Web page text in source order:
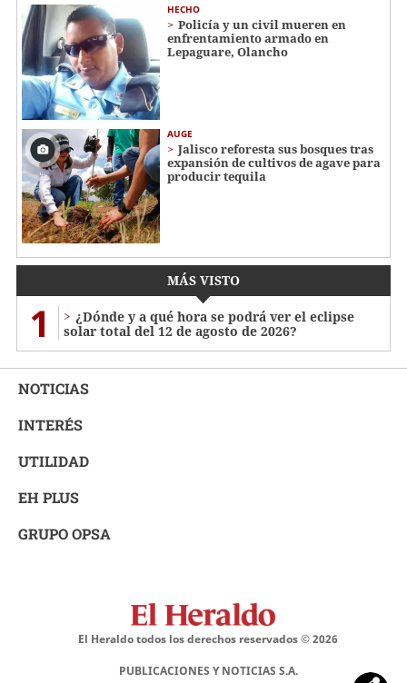
HECHO
Policía y un civil mueren en
enfrentamiento armado en
Lepaguare, Olancho
AUGE
Jalisco reforesta sus bosques tras
expansión de cultivos de agave para
producir tequila
MÁS VISTO
1
¿Dónde y a qué hora se podrá ver el eclipse
solar total del 12 de agosto de 2026?
NOTICIAS
INTERÉS
UTILIDAD
EH PLUS
GRUPO OPSA
El Heraldo todos los derechos reservados ©2026
PUBLICACIONES Y NOTICIAS S.A.